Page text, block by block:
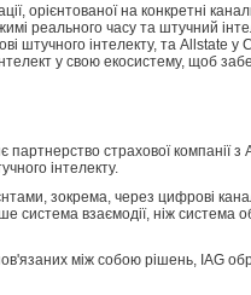
орієнтованої на конкретні
реального часу та штучний
штучного інтелекту, та
у свою екосистему, щоб
страхової компанії з
інтелекту.
зокрема, через цифрові
взаємодії, ніж система
між собою рішень, IAG